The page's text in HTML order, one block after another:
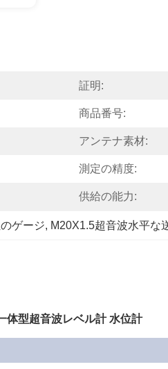
証明:
商品番号:
アンテナ素材:
測定の精度:
供給の能力:
ゲージ, M20X1.5超音波水平な
体型超音波レベル計 水位計